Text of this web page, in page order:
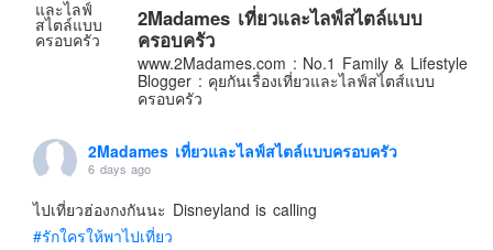
2Madames เที่ยวและไลฟ์สไตล์แบบ
ครอบครัว
www.2Madames.com : No.1 Family & Lifestyle
Blogger : คุยกันเรื่องเที่ยวและไลฟ์สไตส์แบบ
ครอบครัว
2Madames เที่ยวและไลฟ์สไตล์แบบครอบครัว
6 days ago
ไปเที่ยวฮ่องกงกันนะ Disneyland is calling
#รักใครให้พาไปเที่ยว